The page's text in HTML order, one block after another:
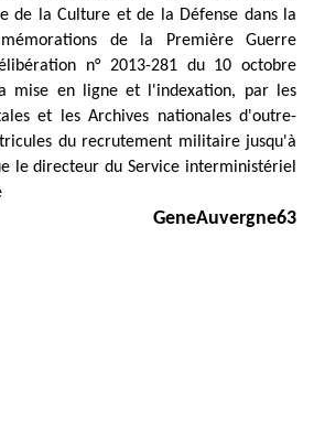
de la Culture et de la Défense dans la
de la Première Guerre
n° 2013-281 du 10 octobre
mise en ligne et l'indexation, par les
et les Archives nationales d'outre-
du recrutement militaire jusqu'à
le directeur du Service interministériel
GeneAuvergne63